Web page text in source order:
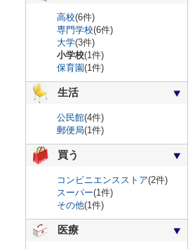
高校(6件)
専門学校(6件)
大学(3件)
小学校(1件)
保育園(1件)
生活
公民館(4件)
郵便局(1件)
買う
コンビニエンスストア(2件)
スーパー(1件)
その他(1件)
医療